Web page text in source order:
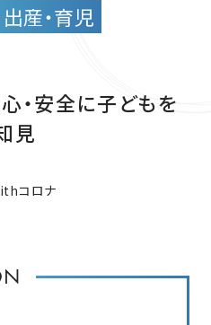
産・育児
・安全に子どもを
見
コロナ